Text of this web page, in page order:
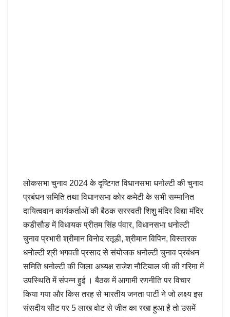
लोकसभा चुनाव 2024 के दृष्टिगत विधानसभा धनोल्टी की चुनाव
प्रबंधन समिति तथा विधानसभा कोर कमेटी के सभी सम्मानित
दायित्ववान कार्यकर्ताओं की बैठक सरस्वती शिशु मंदिर विद्या मंदिर
कडीसौङ में विधायक प्रीतम सिंह पंवार, विधानसभा धनोल्टी
चुनाव प्रभारी श्रीमान विनोद रतूडी, श्रीमान विपिन, विस्तारक
धनोल्टी श्री भगवती प्रसाद से संयोजक धनोल्टी चुनाव प्रबंधन
समिति धनोल्टी की जिला अध्यक्ष राजेश नौटियाल जी की गरिमा में
उपस्थिति में संपन्न हुई । बैठक में आगामी रणनीति पर विचार
किया गया और किस तरह से भारतीय जनता पार्टी ने जो लक्ष्य इस
संसदीय सीट पर 5 लाख वोट से जीत का रखा हुआ है तो उसमें